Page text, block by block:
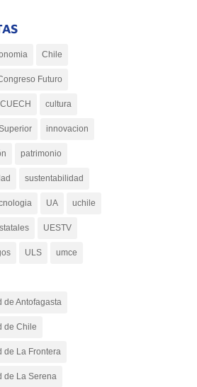
Chile
Futuro
CUECH cultura
innovacion
patrimonio
sustentabilidad
UA uchile
UESTV
ULS umce
de Antofagasta
de Chile
de La Frontera
de La Serena